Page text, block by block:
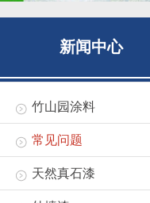
新闻中心
竹山园涂料
常见问题
天然真石漆